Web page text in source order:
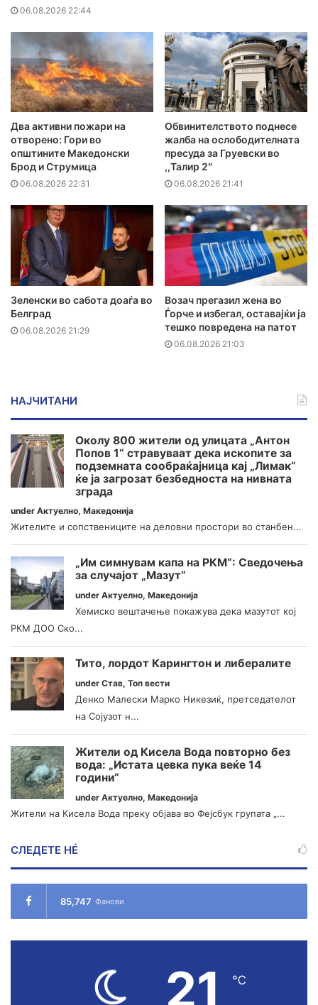
06.08.2026 22:44
Два активни пожари на
отворено: Гори во
општините Македонски
Брод и Струмица
06.08.2026 22:31
Обвинителството поднесе
жалба на ослободителната
пресуда за Груевски во
,,Талир 2″
06.08.2026 21:41
Зеленски во сабота доаѓа во
Белград
06.08.2026 21:29
Возач прегазил жена во
Ѓорче и избегал, оставајќи ја
тешко повредена на патот
06.08.2026 21:03
НАЈЧИТАНИ
Околу 800 жители од улицата „Антон
Попов 1“ стравуваат дека ископите за
подземната сообраќајница кај „Лимак“
ќе ја загрозат безбедноста на нивната
зграда
under Актуелно, Македонија
Жителите и сопствениците на деловни простори во станбен...
„Им симнувам капа на РКМ“: Сведочења
за случајот „Мазут“
under Актуелно, Македонија
Хемиско вештачење покажува дека мазутот кој
РКМ ДОО Ско...
Тито, лордот Карингтон и либералите
under Став, Топ вести
Денко Малески Марко Никезиќ, претседателот
на Сојузот н...
Жители од Кисела Вода повторно без
вода: „Истата цевка пука веќе 14
години“
under Актуелно, Македонија
Жители на Кисела Вода преку објава во Фејсбук групата „...
СЛЕДЕТЕ НÉ
85,747 Фанови
21 ℃